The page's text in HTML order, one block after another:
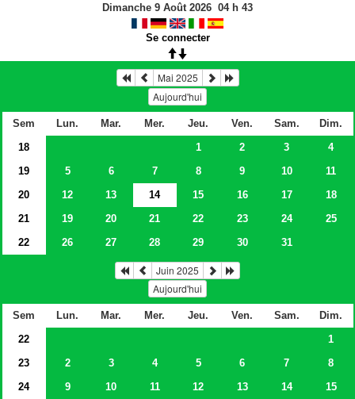
Dimanche 9 Août 2026 04h 43
Se connecter
Mai 2025
Aujourd'hui
Sem Lun. Mar. Mer. Jeu. Ven. Sam.
Dim.
18
1 2 3
4
19
5 6 7 8 9 10
11
20
12 13 14 15 16 17
18
21
19 20 21 22 23 24
25
22
26 27 28 29 30 31
Juin 2025
Aujourd'hui
Sem Lun. Mar. Mer. Jeu. Ven. Sam.
Dim.
22
1
23
2 3 4 5 6 7
8
24
9 10 11 12 13 14
15